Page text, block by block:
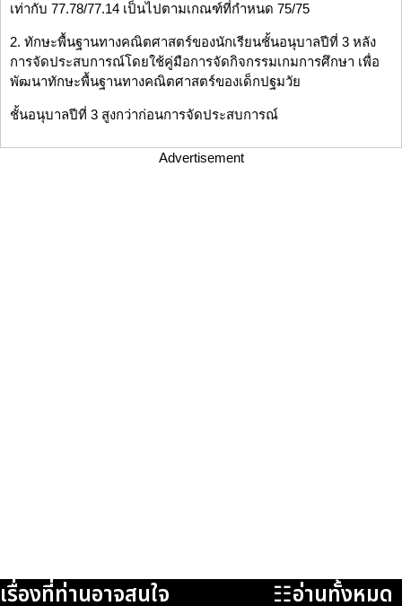
เท่ากับ 77.78/77.14 เป็นไปตามเกณฑ์ที่กำหนด 75/75
2. ทักษะพื้นฐานทางคณิตศาสตร์ของนักเรียนชั้นอนุบาลปีที่ 3 หลัง
การจัดประสบการณ์โดยใช้คู่มือการจัดกิจกรรมเกมการศึกษา เพื่อ
พัฒนาทักษะพื้นฐานทางคณิตศาสตร์ของเด็กปฐมวัย
ชั้นอนุบาลปีที่ 3 สูงกว่าก่อนการจัดประสบการณ์
Advertisement
เรื่องที่ท่านอาจสนใจ ☷อ่านทั้งหมด